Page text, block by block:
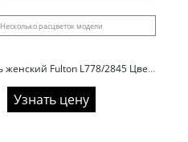
Несколько расцветок модели
Зонт трость женский Fulton L778/2845 Цветы
Узнать цену